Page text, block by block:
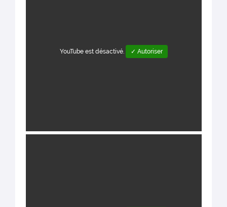
YouTube est désactivé. ✓ Autoriser